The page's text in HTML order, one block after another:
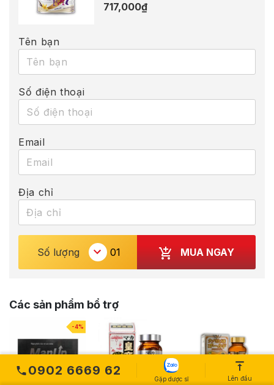
717,000₫
Tên bạn
Số điện thoại
Email
Địa chỉ
Số lượng MUA NGAY
Các sản phẩm bổ trợ
-4%
0902 6669 62
Gặp dược sĩ Lên đầu